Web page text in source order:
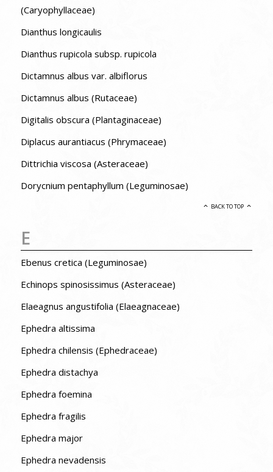
(Caryophyllaceae)
Dianthus longicaulis
Dianthus rupicola subsp. rupicola
Dictamnus albus var. albiflorus
Dictamnus albus (Rutaceae)
Digitalis obscura (Plantaginaceae)
Diplacus aurantiacus (Phrymaceae)
Dittrichia viscosa (Asteraceae)
Dorycnium pentaphyllum (Leguminosae)
BACK TO TOP
E
Ebenus cretica (Leguminosae)
Echinops spinosissimus (Asteraceae)
Elaeagnus angustifolia (Elaeagnaceae)
Ephedra altissima
Ephedra chilensis (Ephedraceae)
Ephedra distachya
Ephedra foemina
Ephedra fragilis
Ephedra major
Ephedra nevadensis